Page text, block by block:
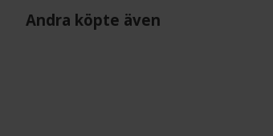
Andra köpte även